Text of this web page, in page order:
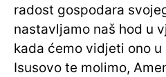
radost gospodara
nastavljamo naš hod u
kada ćemo vidjeti ono
Isusovo te molimo,